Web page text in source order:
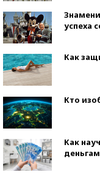
успеха
Как
Кто
Как